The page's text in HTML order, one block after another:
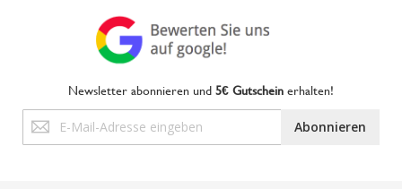
Newsletter abonnieren und5€ Gutscheinerhalten!
Anmeldung
zum
Abonnieren